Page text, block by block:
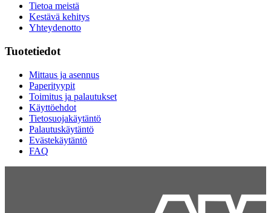
Tietoa meistä
Kestävä kehitys
Yhteydenotto
Tuotetiedot
Mittaus ja asennus
Paperityypit
Toimitus ja palautukset
Käyttöehdot
Tietosuojakäytäntö
Palautuskäytäntö
Evästekäytäntö
FAQ